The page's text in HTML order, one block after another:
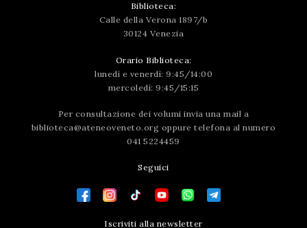
Biblioteca:
Calle della Verona 1897/b
30124 Venezia
Orario Biblioteca:
lunedì e venerdì: 9:45/14:00
mercoledì: 9:45/15:15
Per consultazione dei volumi invia una mail a
biblioteca@ateneoveneto.org oppure telefona al numero
041 5224459
Seguici
Iscriviti alla newsletter